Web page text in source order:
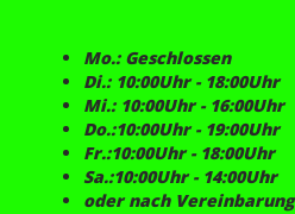
Mo.: Geschlossen
Di.: 10:00Uhr - 18:00Uhr
Mi.: 10:00Uhr - 16:00Uhr
Do.:10:00Uhr - 19:00Uhr
Fr.:10:00Uhr - 18:00Uhr
Sa.:10:00Uhr - 14:00Uhr
oder nach Vereinbarung